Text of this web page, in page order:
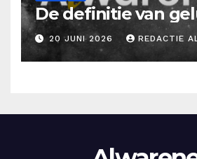
De definitie van
20 JUNI 2026 REDACTIE